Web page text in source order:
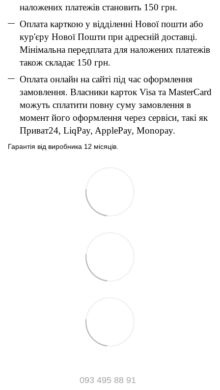
наложених платежів становить 150 грн.
Оплата карткою у відділенні Нової пошти або
кур'єру Нової Пошти при адресній доставці.
Мінімальна передплата для наложених платежів
також складає 150 грн.
Оплата онлайн на сайті під час оформлення
замовлення. Власники карток Visa та MasterCard
можуть сплатити повну суму замовлення в
момент його оформлення через сервіси, такі як
Приват24, LiqPay, ApplePay, Monopay.
Гарантія від виробника 12 місяців.
093 495 88 91